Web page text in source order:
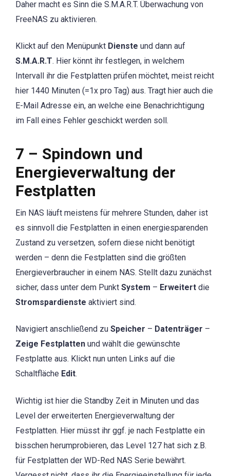
Daher macht es Sinn die S.M.A.R.T. Überwachung von
FreeNAS zu aktivieren.
Klickt auf den Menüpunkt Dienste und dann auf
S.M.A.R.T. Hier könnt ihr festlegen, in welchem
Intervall ihr die Festplatten prüfen möchtet, meist reicht
hier 1440 Minuten (=1x pro Tag) aus. Tragt hier auch die
E-Mail Adresse ein, an welche eine Benachrichtigung
im Fall eines Fehler geschickt werden soll.
7 – Spindown und
Energieverwaltung der
Festplatten
Ein NAS läuft meistens für mehrere Stunden, daher ist
es sinnvoll die Festplatten in einen energiesparenden
Zustand zu versetzen, sofern diese nicht benötigt
werden – denn die Festplatten sind die größten
Energieverbraucher in einem NAS. Stellt dazu zunächst
sicher, dass unter dem Punkt System – Erweitert die
Stromspardienste aktiviert sind.
Navigiert anschließend zu Speicher – Datenträger –
Zeige Festplatten und wählt die gewünschte
Festplatte aus. Klickt nun unten Links auf die
Schaltfläche Edit.
Wichtig ist hier die Standby Zeit in Minuten und das
Level der erweiterten Energieverwaltung der
Festplatten. Hier müsst ihr ggf. je nach Festplatte ein
bisschen herumprobieren, das Level 127 hat sich z.B.
für Festplatten der WD-Red NAS Serie bewährt.